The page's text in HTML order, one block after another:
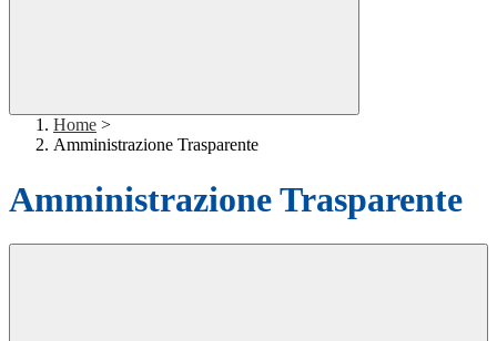
Home >
Amministrazione Trasparente
Amministrazione Trasparente